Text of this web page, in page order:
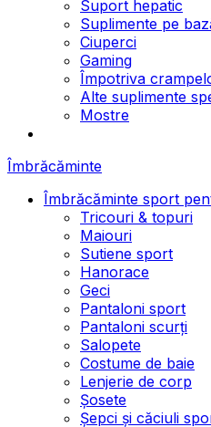
Suport hepatic
Suplimente pe
Ciuperci
Gaming
Împotriva
Alte suplimente
Mostre
Îmbrăcăminte
Îmbrăcăminte sport
Tricouri & topuri
Maiouri
Sutiene sport
Hanorace
Geci
Pantaloni sport
Pantaloni scurți
Salopete
Costume de baie
Lenjerie de corp
Șosete
Șepci și căciuli